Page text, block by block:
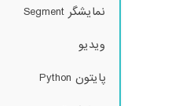
نمایشگر Segment
ویدیو
پایتون Python